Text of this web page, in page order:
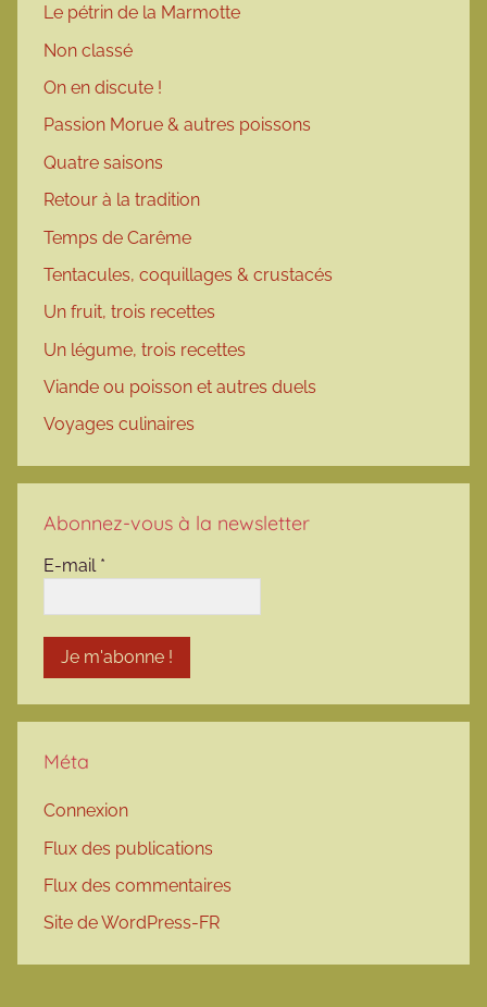
Le pétrin de la Marmotte
Non classé
On en discute !
Passion Morue & autres poissons
Quatre saisons
Retour à la tradition
Temps de Carême
Tentacules, coquillages & crustacés
Un fruit, trois recettes
Un légume, trois recettes
Viande ou poisson et autres duels
Voyages culinaires
Abonnez-vous à la newsletter
E-mail *
Méta
Connexion
Flux des publications
Flux des commentaires
Site de WordPress-FR